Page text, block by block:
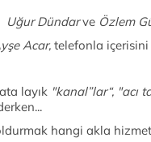
Uğur Dündarve Özlem
Acar, telefonla içerisini
layık "kanal”lar“, "acı
hangi akla